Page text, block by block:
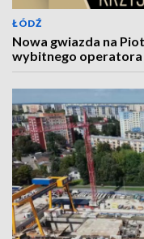
ŁÓDŹ
Nowa gwiazda na
wybitnego operatora